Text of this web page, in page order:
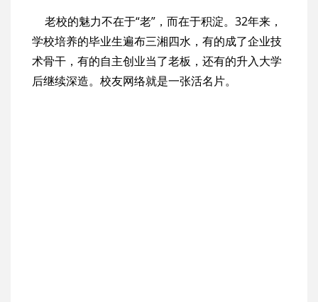
老校的魅力不在于“老”，而在于积淀。32年来，
学校培养的毕业生遍布三湘四水，有的成了企业技
术骨干，有的自主创业当了老板，还有的升入大学
后继续深造。校友网络就是一张活名片。